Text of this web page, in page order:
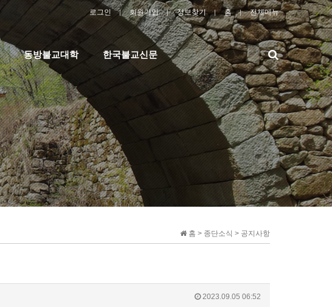
로그인 회원가입 정보찾기 홈 전체메뉴
동방불교대학 한국불교신문
검
색
홈 > 종단소식 > 공지사항
2023.09.05 06:52